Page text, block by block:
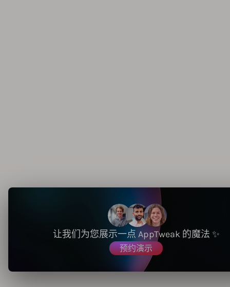
让我们为您展示一点 AppTweak 的魔法 ✨
预约演示